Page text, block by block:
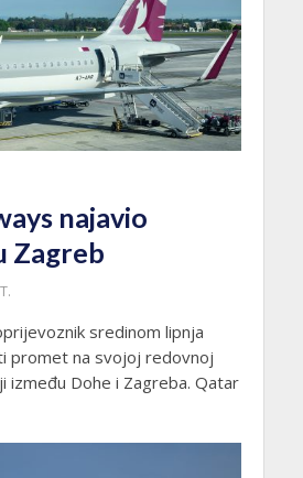
najavio
Zagreb
sredinom lipnja
promet na svojoj redovnoj
između Dohe i Zagreba. Qatar